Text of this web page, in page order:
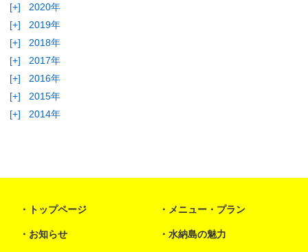
[+]
2020年
[+]
2019年
[+]
2018年
[+]
2017年
[+]
2016年
[+]
2015年
[+]
2014年
トップページ メニュー・プラン
お知らせ 水納島の魅力